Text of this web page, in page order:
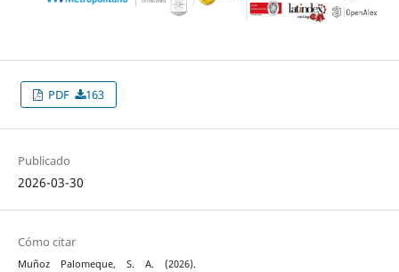
PDF 163
Publicado
2026-03-30
Cómo citar
Muñoz Palomeque, S. A. (2026).